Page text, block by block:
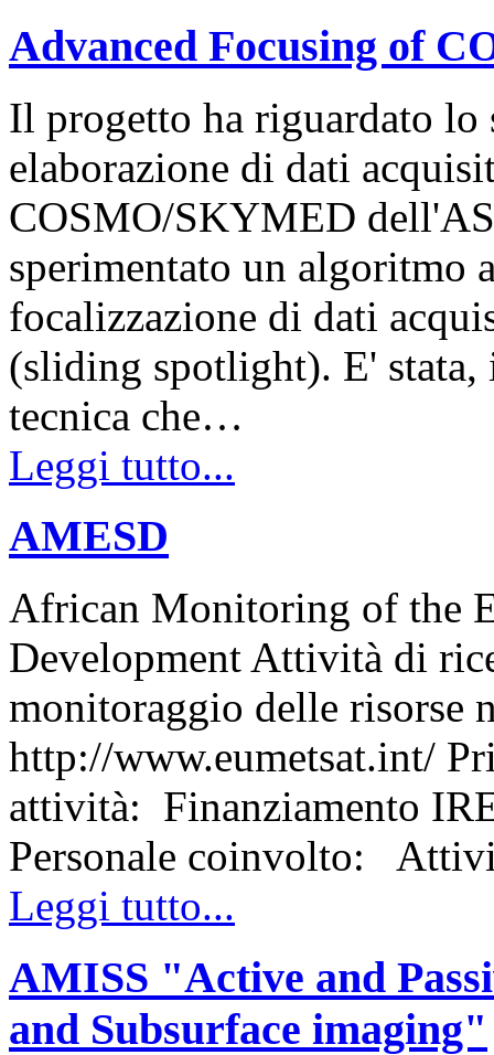
Advanced Focusing of
Il progetto ha riguardato
elaborazione di dati
COSMO/SKYMED
sperimentato un algoritmo
focalizzazione di dati
(sliding spotlight). E' stata,
tecnica che…
Leggi tutto...
AMESD
African Monitoring of the
Development Attività di
monitoraggio delle risorse
http://www.eumetsat.int/
attività: Finanziamento
Personale coinvolto:
Leggi tutto...
AMISS "Active and
and Subsurface imaging"